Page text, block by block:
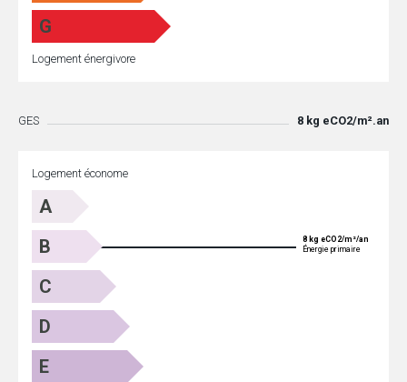
G
Logement énergivore
GES 8 kg eCO2/m².an
Logement économe
A
B
8 kg eCO2/m²/an
Énergie primaire
C
D
E